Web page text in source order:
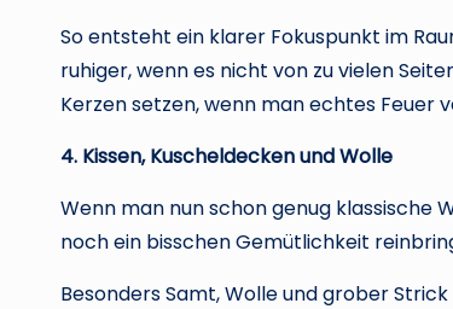
So entsteht ein klarer Fokuspunkt im
ruhiger, wenn es nicht von zu vielen
Kerzen setzen, wenn man echtes Feuer
4. Kissen, Kuscheldecken und Wolle
Wenn man nun schon genug klassische
noch ein bisschen Gemütlichkeit
Besonders Samt, Wolle und grober